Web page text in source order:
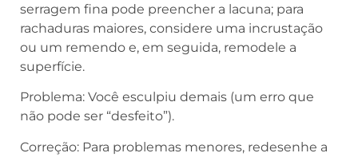
serragem fina pode preencher a lacuna; para
rachaduras maiores, considere uma incrustação
ou um remendo e, em seguida, remodele a
superfície.
Problema: Você esculpiu demais (um erro que
não pode ser “desfeito”).
Correção: Para problemas menores, redesenhe a